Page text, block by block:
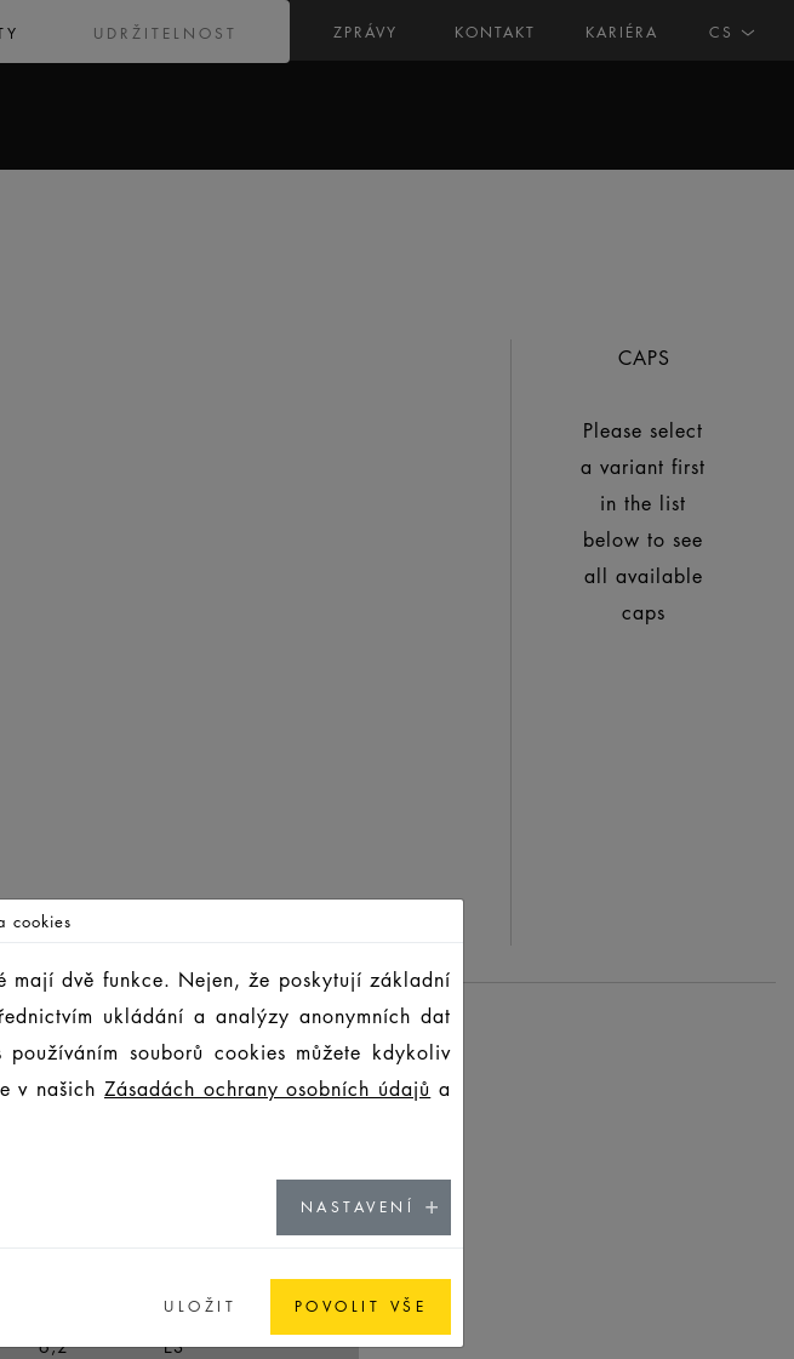
ZPRÁVY KONTAKT KARIÉRA CS
UDRŽITELNOST
CAPS
Please select
a variant first
in the list
below to see
all available
caps
E3
6,2
E3
cookies
mají dvě funkce. Nejen, že poskytují základní
ukládání a analýzy anonymních dat
souborů cookies můžete kdykoliv
v našich Zásadách ochrany osobních údajů a
NASTAVENÍ
ULOŽIT POVOLIT VŠE